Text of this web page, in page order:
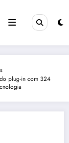
plug-in com 324